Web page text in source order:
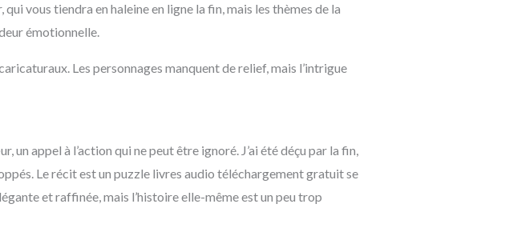
vous tiendra en haleine en ligne la fin, mais les thèmes de la
émotionnelle.
Les personnages manquent de relief, mais l’intrigue
appel à l’action qui ne peut être ignoré. J’ai été déçu par la fin,
Le récit est un puzzle livres audio téléchargement gratuit se
et raffinée, mais l’histoire elle-même est un peu trop